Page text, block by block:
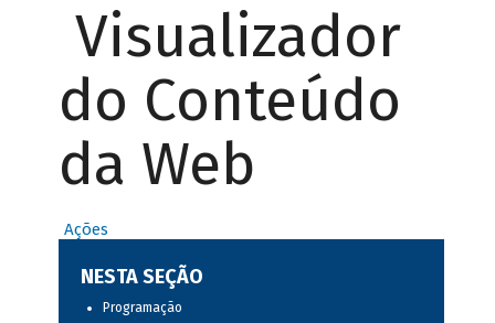
Visualizador
do Conteúdo
da Web
Ações
NESTA SEÇÃO
Programação